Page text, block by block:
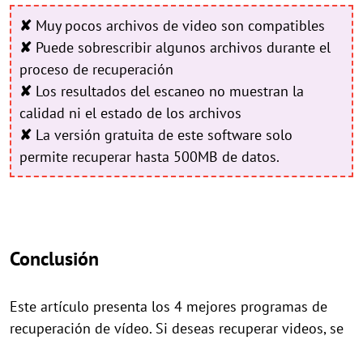
✘ Muy pocos archivos de video son compatibles
✘ Puede sobrescribir algunos archivos durante el
proceso de recuperación
✘ Los resultados del escaneo no muestran la
calidad ni el estado de los archivos
✘ La versión gratuita de este software solo
permite recuperar hasta 500MB de datos.
Conclusión
Este artículo presenta los 4 mejores programas de
recuperación de vídeo. Si deseas recuperar videos, se